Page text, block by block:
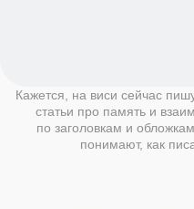
Кажется, на виси сейчас
статьи про память и
по заголовкам и
понимают, как